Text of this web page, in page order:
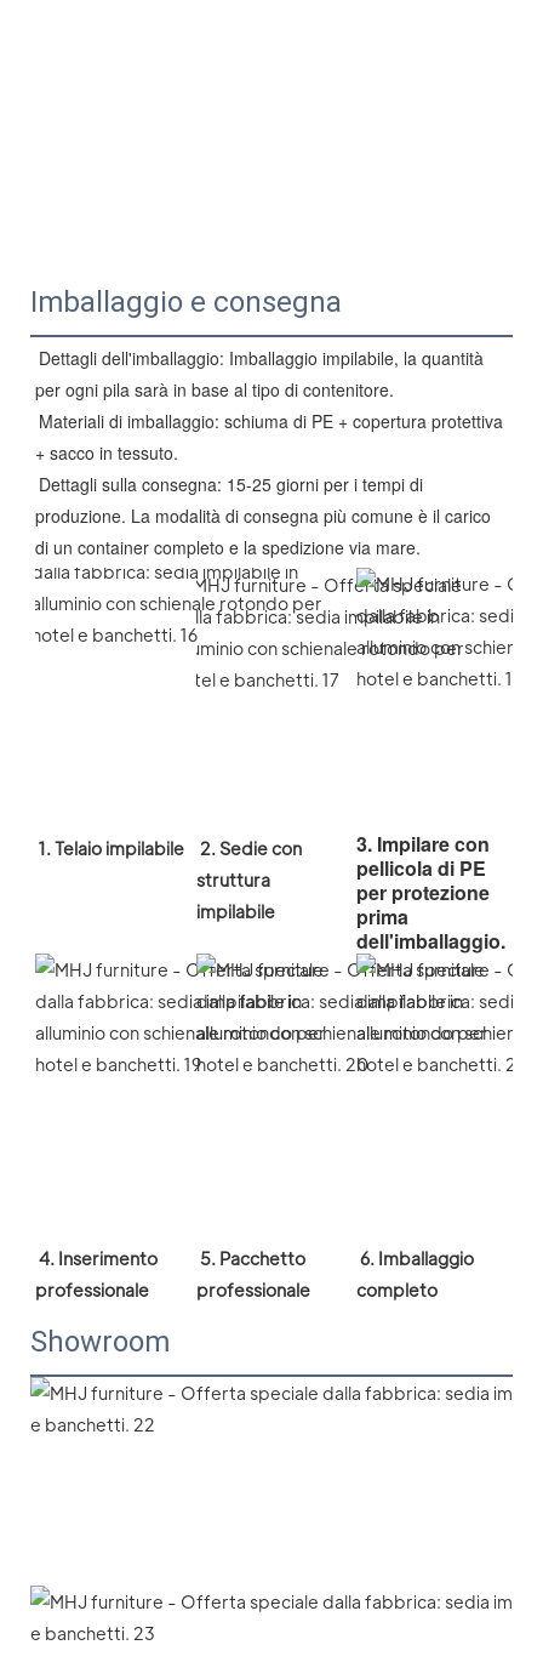
Imballaggio e consegna
Dettagli dell'imballaggio: Imballaggio impilabile, la quantità
per ogni pila sarà in base al tipo di contenitore.
Materiali di imballaggio: schiuma di PE + copertura protettiva
+ sacco in tessuto.
Dettagli sulla consegna: 15-25 giorni per i tempi di
produzione. La modalità di consegna più comune è il carico
di un container completo e la spedizione via mare.
1. Telaio impilabile
2. Sedie con
struttura
impilabile
3. Impilare con
pellicola di PE
per protezione
prima
dell'imballaggio.
4. Inserimento
professionale
5. Pacchetto
professionale
6. Imballaggio
completo
Showroom